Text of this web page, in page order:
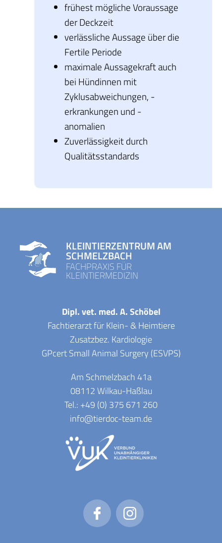
frühest mögliche Voraussage
der Deckzeit
verlässliche Aussage über die
Fertile Periode
maximale Aussagekraft auch
bei Hündinnen mit
Zyklusabweichungen, -
erkrankungen und -
anomalien
Zuverlässigkeit durch
Qualitätsstandards
KLEINTIERZENTRUM AM
SCHMELZBACH
FACHPRAXIS FÜR
KLEINTIERMEDIZIN
Dipl. vet. med. A. Schöbel
Fachtierarzt für Klein- & Heimtiere
Zusatzbez. Kardiologie
GPcert Small Animal Surgery (ESVPS)
Am Schmelzbach 41a
08112 Wilkau-Haßlau
Tel.: +49 (0) 375 671 260
info@tierdoc-team.de